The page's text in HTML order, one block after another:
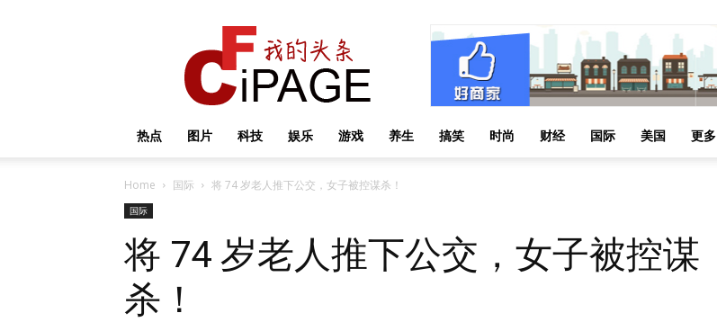
热点 图片 科技 娱乐 游戏 养生 搞笑 时尚 财经 国际 美国 更多
Home 国际 将 74 岁老人推下公交，女子被控谋杀！
国际
将 74 岁老人推下公交，女子被控谋
杀！